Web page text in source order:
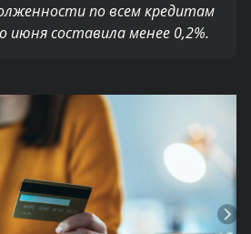
по всем кредитам
июня составила менее 0,2%.